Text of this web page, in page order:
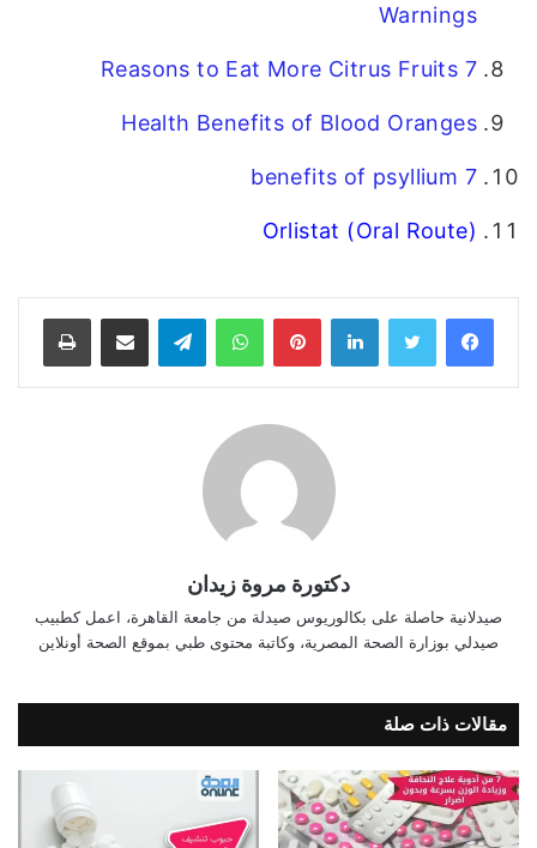
Warnings
7 Reasons to Eat More Citrus Fruits
Health Benefits of Blood Oranges
7 benefits of psyllium
Orlistat (Oral Route)
فيسبوك تويتر لينكدإن بينتيريستواتساب تيلقرام مشاركة عبر البريد طباعة
دكتورة مروة زيدان
صيدلانية حاصلة على بكالوريوس صيدلة من جامعة القاهرة، اعمل كطبيب
صيدلي بوزارة الصحة المصرية، وكاتبة محتوى طبي بموقع الصحة أونلاين
مقالات ذات صلة